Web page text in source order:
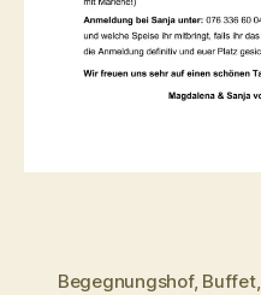
Begegnungshof, Buffet,